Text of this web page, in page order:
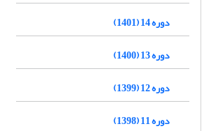
دوره 14 (1401)
دوره 13 (1400)
دوره 12 (1399)
دوره 11 (1398)